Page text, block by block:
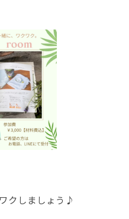
クしましょう♪